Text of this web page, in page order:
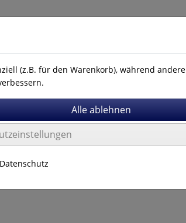
(z.B. für den Warenkorb), während andere
Datenschutz